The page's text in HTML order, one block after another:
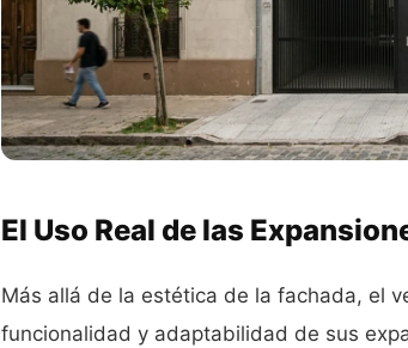
El Uso Real de las
Más allá de la estética de la fachada, el
funcionalidad y adaptabilidad de sus